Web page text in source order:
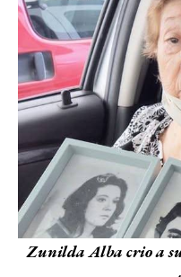
Zunilda Alba crio a